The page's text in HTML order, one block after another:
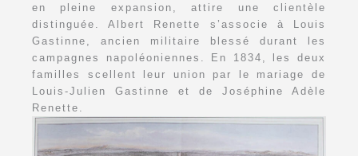
en pleine expansion, attire une clientèle
distinguée. Albert Renette s’associe à Louis
Gastinne, ancien militaire blessé durant les
campagnes napoléoniennes. En 1834, les deux
familles scellent leur union par le mariage de
Louis-Julien Gastinne et de Joséphine Adèle
Renette.